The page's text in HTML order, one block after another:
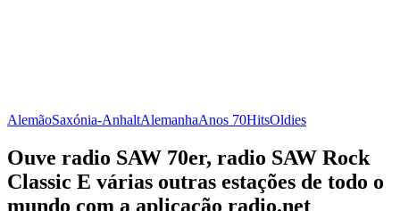
AlemãoSaxónia-AnhaltAlemanhaAnos 70HitsOldies
Ouve radio SAW 70er, radio SAW Rock
Classic E várias outras estações de todo o
mundo com a aplicação radio.net